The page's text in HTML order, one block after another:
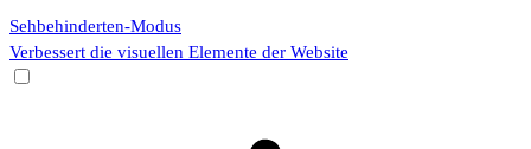
Sehbehinderten-Modus
Verbessert die visuellen Elemente der Website